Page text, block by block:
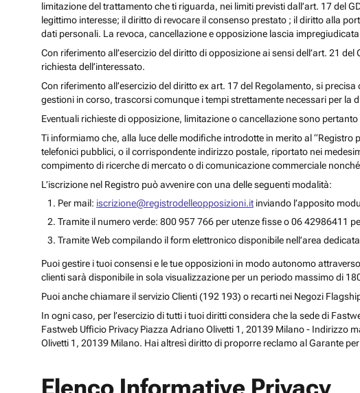
limitazione del trattamento che ti riguarda, nei limiti previsti dall’art. 17 del
legittimo interesse; il diritto di revocare il consenso prestato ; il diritto alla
dati personali. La revoca, cancellazione e opposizione lascia
Con riferimento all’esercizio del diritto di opposizione ai sensi dell’art. 21
richiesta dell’interessato.
Con riferimento all’esercizio del diritto ex art. 17 del Regolamento, si
gestioni in corso, trascorsi comunque i tempi strettamente necessari per la
Eventuali richieste di opposizione, limitazione o cancellazione sono
Ti informiamo che, alla luce delle modifiche introdotte in merito al
telefonici pubblici, o il corrispondente indirizzo postale, riportato nei
compimento di ricerche di mercato o di comunicazione commerciale
L’iscrizione nel Registro può avvenire con una delle seguenti modalità:
Per mail: iscrizione@registrodelleopposizioni.it inviando l’apposito
Tramite il numero verde: 800 957 766 per utenze fisse o 06 42986411
Tramite Web compilando il form elettronico disponibile nell’area
Puoi gestire i tuoi consensi e le tue opposizioni in modo autonomo
clienti sarà disponibile in sola visualizzazione per un periodo massimo di
Puoi anche chiamare il servizio Clienti (192 193) o recarti nei Negozi
In ogni caso, per l’esercizio di tutti i tuoi diritti considera che la sede di
Fastweb Ufficio Privacy Piazza Adriano Olivetti 1, 20139 Milano - Indirizzo
Olivetti 1, 20139 Milano. Hai altresì diritto di proporre reclamo al Garante